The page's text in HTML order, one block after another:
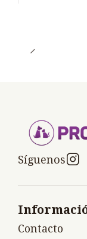
Síguenos
Contacto